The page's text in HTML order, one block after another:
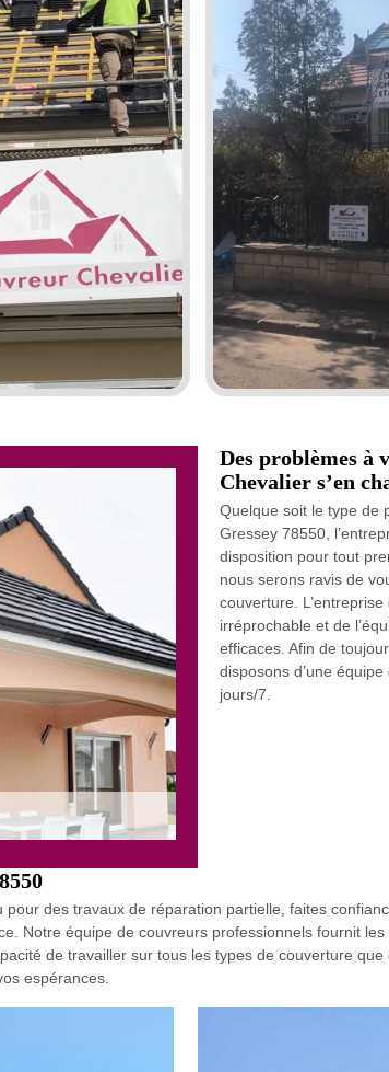
Des problèmes
Chevalier s’en
Quelque soit le type de
Gressey 78550,
disposition pour tout
nous serons ravis de
couverture.
irréprochable et de
efficaces. Afin de
disposons d’une
jours/7.
pour des travaux de réparation partielle, faites
Notre équipe de couvreurs professionnels fournit les
de travailler sur tous les types de couverture
espérances.